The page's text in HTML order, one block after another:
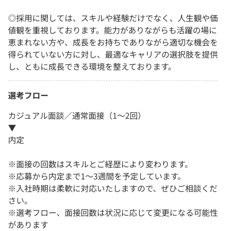
◎採用に関しては、スキルや経験だけでなく、人生観や価
値観を重視しております。能力がありながらも活躍の場に
恵まれない方や、成長をお持ちでありながら適切な機会を
得られていない方に対し、最適なキャリアの選択肢を提供
し、ともに成長できる環境を整えております。
選考フロー
カジュアル面談／通常面接（1～2回）
▼
内定
※面接の回数はスキルとご経歴により変わります。
※応募から内定まで1～3週間を予定しています。
※入社時期は柔軟に対応いたしますので、ぜひご相談くだ
さい。
※選考フロー、面接回数は状況に応じて変更になる可能性
があります